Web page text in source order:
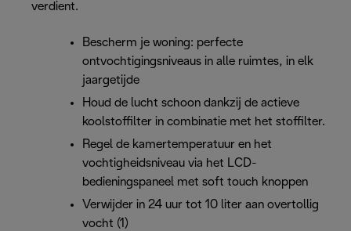
verdient.
Bescherm je woning: perfecte
ontvochtigingsniveaus in alle ruimtes, in elk
jaargetijde
Houd de lucht schoon dankzij de actieve
koolstoffilter in combinatie met het stoffilter.
Regel de kamertemperatuur en het
vochtigheidsniveau via het LCD-
bedieningspaneel met soft touch knoppen
Verwijder in 24 uur tot 10 liter aan overtollig
vocht (1)